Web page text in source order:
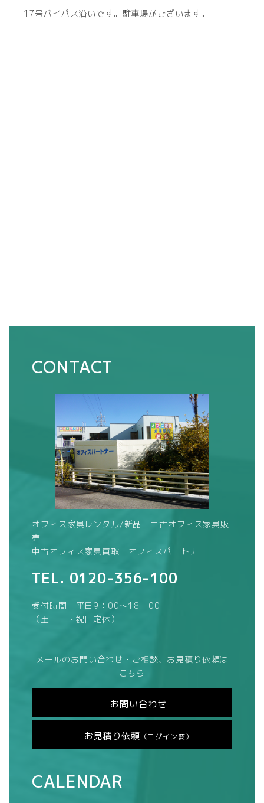
17号バイパス沿いです。駐車場がございます。
CONTACT
オフィス家具レンタル/新品・中古オフィス家具販
売
中古オフィス家具買取 オフィスパートナー
TEL. 0120-356-100
受付時間 平日9：00～18：00
（土・日・祝日定休）
メールのお問い合わせ・ご相談、お見積り依頼は
こちら
お問い合わせ
お見積り依頼 （ログイン要）
CALENDAR